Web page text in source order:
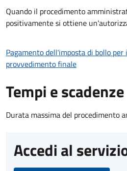
Quando il procedimento
positivamente si ottiene
Pagamento dell'imposta di bollo per
provvedimento finale
Tempi e scadenze
Durata massima del procedimento
Accedi al